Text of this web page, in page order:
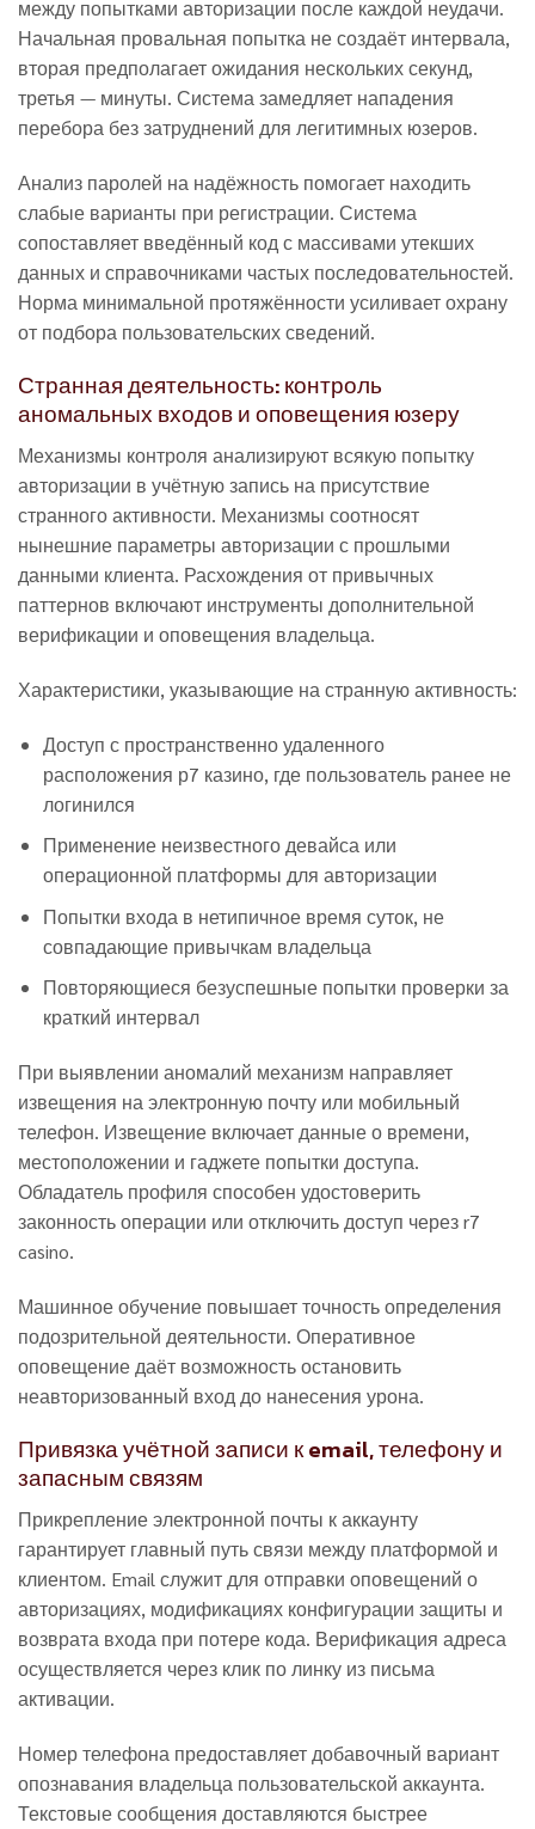
между попытками авторизации после каждой неудачи.
Начальная провальная попытка не создаёт интервала,
вторая предполагает ожидания нескольких секунд,
третья — минуты. Система замедляет нападения
перебора без затруднений для легитимных юзеров.
Анализ паролей на надёжность помогает находить
слабые варианты при регистрации. Система
сопоставляет введённый код с массивами утекших
данных и справочниками частых последовательностей.
Норма минимальной протяжённости усиливает охрану
от подбора пользовательских сведений.
Странная деятельность: контроль
аномальных входов и оповещения юзеру
Механизмы контроля анализируют всякую попытку
авторизации в учётную запись на присутствие
странного активности. Механизмы соотносят
нынешние параметры авторизации с прошлыми
данными клиента. Расхождения от привычных
паттернов включают инструменты дополнительной
верификации и оповещения владельца.
Характеристики, указывающие на странную активность:
Доступ с пространственно удаленного
расположения р7 казино, где пользователь ранее не
логинился
Применение неизвестного девайса или
операционной платформы для авторизации
Попытки входа в нетипичное время суток, не
совпадающие привычкам владельца
Повторяющиеся безуспешные попытки проверки за
краткий интервал
При выявлении аномалий механизм направляет
извещения на электронную почту или мобильный
телефон. Извещение включает данные о времени,
местоположении и гаджете попытки доступа.
Обладатель профиля способен удостоверить
законность операции или отключить доступ через r7
casino.
Машинное обучение повышает точность определения
подозрительной деятельности. Оперативное
оповещение даёт возможность остановить
неавторизованный вход до нанесения урона.
Привязка учётной записи к email, телефону и
запасным связям
Прикрепление электронной почты к аккаунту
гарантирует главный путь связи между платформой и
клиентом. Email служит для отправки оповещений о
авторизациях, модификациях конфигурации защиты и
возврата входа при потере кода. Верификация адреса
осуществляется через клик по линку из письма
активации.
Номер телефона предоставляет добавочный вариант
опознавания владельца пользовательской аккаунта.
Текстовые сообщения доставляются быстрее